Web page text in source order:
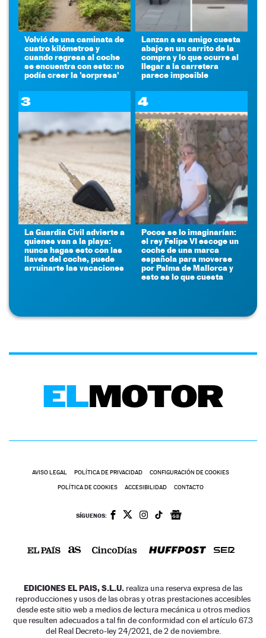
Volvió de una caminata de
cuatro kilómetros y
cuando regresa al coche
se encuentra con esto: no
podía creer la 'sorpresa'
Lanzan a su amigo cuesta
abajo en un carrito de la
compra y lo que ocurre al
llegar a la carretera
parece imposible
3
La Guardia Civil advierte a
quienes van a la playa:
nunca hagas esto con las
llaves del coche, puede
arruinarte las vacaciones
4
Pocos se lo imaginarían:
el rey Felipe VI escoge un
coche de una marca
española para moverse
por Palma de Mallorca y
esto es lo que cuesta
AVISO LEGAL POLÍTICA DE PRIVACIDAD CONFIGURACIÓN DE COOKIES
POLÍTICA DE COOKIES ACCESIBILIDAD CONTACTO
SÍGUENOS:
EDICIONES EL PAIS, S.L.U. realiza una reserva expresa de las
reproducciones y usos de las obras y otras prestaciones accesibles
desde este sitio web a medios de lectura mecánica u otros medios
que resulten adecuados a tal fin de conformidad con el artículo 67.3
del Real Decreto-ley 24/2021, de 2 de noviembre.